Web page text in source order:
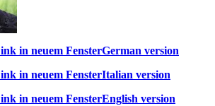
German version
Italian version
English version